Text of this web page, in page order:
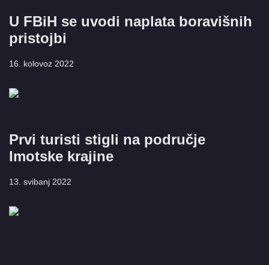
U FBiH se uvodi naplata boravišnih
pristojbi
16. kolovoz 2022
Prvi turisti stigli na područje
Imotske krajine
13. svibanj 2022